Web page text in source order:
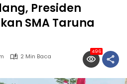
Presiden
SMA Taruna
2 Min Baca
496